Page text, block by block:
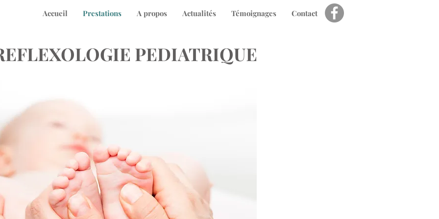
Accueil Prestations A propos Actualités Témoignages Contact
PEDIATRIQUE